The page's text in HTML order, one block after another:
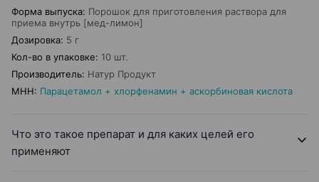
Форма выпуска: Порошок для приготовления раствора для
приема внутрь [мед-лимон]
Дозировка: 5 г
Кол-во в упаковке: 10 шт.
Производитель: Натур Продукт
МНН: Парацетамол + хлорфенамин + аскорбиновая кислота
Что это такое препарат и для каких целей его
применяют